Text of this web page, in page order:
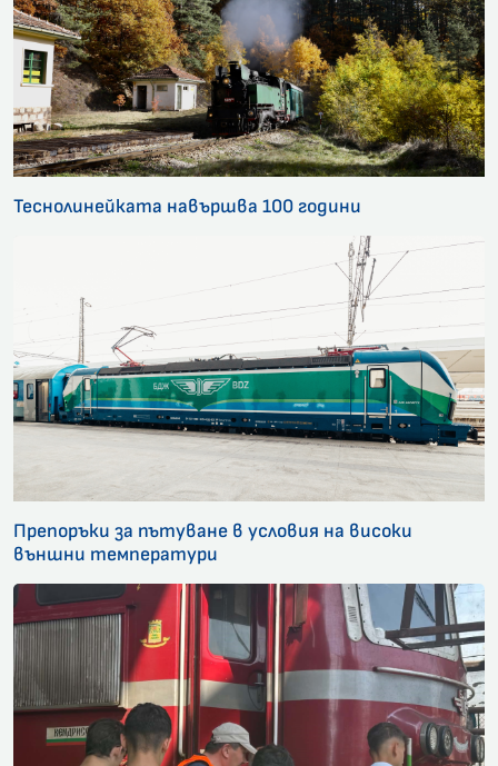
Теснолинейката навършва 100 години
Препоръки за пътуване в условия на високи
външни температури